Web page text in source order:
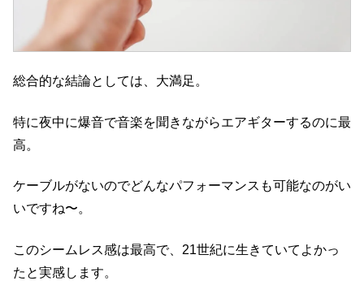
総合的な結論としては、大満足。
特に夜中に爆音で音楽を聞きながらエアギターするのに最
高。
ケーブルがないのでどんなパフォーマンスも可能なのがい
いですね〜。
このシームレス感は最高で、21世紀に生きていてよかっ
たと実感します。